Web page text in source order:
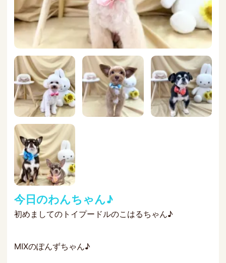
今日のわんちゃん♪
初めましてのトイプードルのこはるちゃん♪
MIXのぽんずちゃん♪